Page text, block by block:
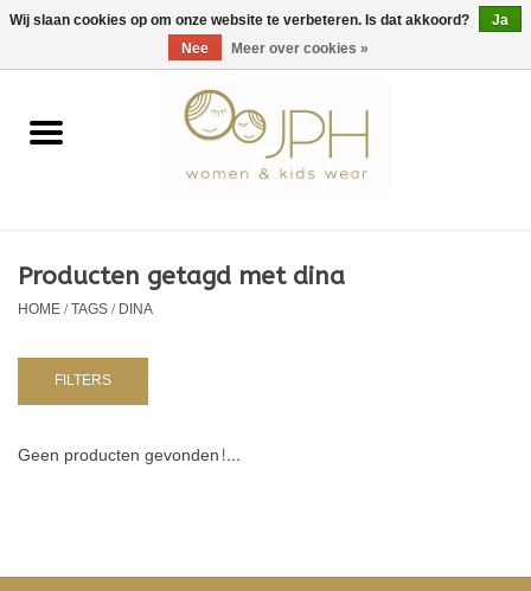
EUR/GBP/USD 0 Artikelen - €0,00
Home
Kids
NURSERY / TABLEWARE
Producten getagd met dina
HOME/TAGS/DINA
FILTERS
Geen producten gevonden!...
Wij slaan cookies op om onze website te verbeteren. Is dat akkoord?
Ja
Nee
Meer over cookies »